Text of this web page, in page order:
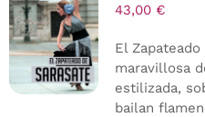
43,00 €
El
maravillosa
estilizada,
bailan